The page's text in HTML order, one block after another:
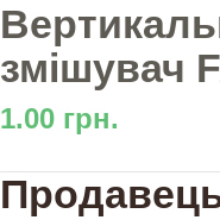
змішувач
1.00 грн.